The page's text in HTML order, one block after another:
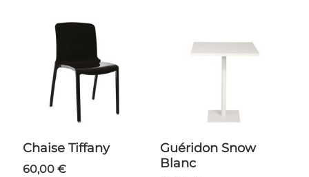
Chaise Tiffany
60,00 €
Guéridon Snow
Blanc